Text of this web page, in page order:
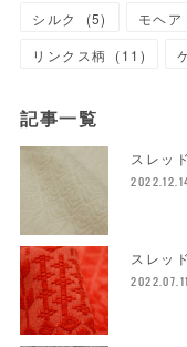
シルク
(5) モヘア
リンクス柄 (11 )
記事一覧
スレッ
スレッ